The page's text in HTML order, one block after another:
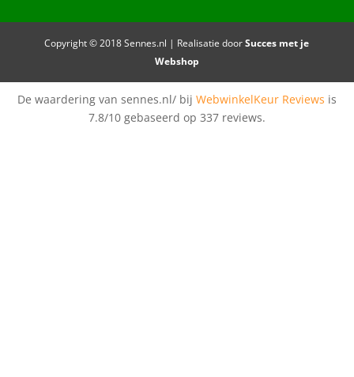
Copyright © 2018 Sennes.nl | Realisatie doorSucces met je
Webshop
De waardering van sennes.nl/ bij WebwinkelKeur Reviews is
7.8/10 gebaseerd op 337 reviews.